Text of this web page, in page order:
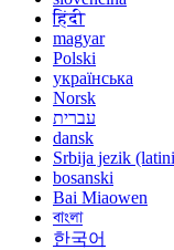
हिंदी
magyar
Polski
українська
Norsk
עברית
dansk
Srbija jezik
bosanski
Bai Miaowen
বাংলা
한국어